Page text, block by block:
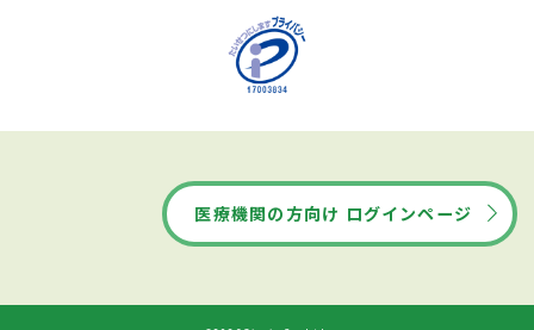
医療機関の方向け ログインページ